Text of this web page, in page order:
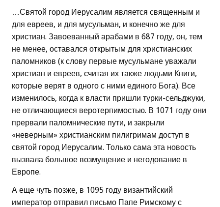
…Святой город Иерусалим является священным и
для евреев, и для мусульман, и конечно же для
христиан. Завоеванный арабами в 687 году, он, тем
не менее, оставался открытым для христианских
паломников (к слову первые мусульмане уважали
христиан и евреев, считая их также людьми Книги,
которые верят в одного с ними единого Бога). Все
изменилось, когда к власти пришли турки-сельджуки,
не отличающиеся веротерпимостью. В 1071 году они
прервали паломнические пути, и закрыли
«неверным» христианским пилигримам доступ в
святой город Иерусалим. Только сама эта новость
вызвала большое возмущение и негодование в
Европе.
А еще чуть позже, в 1095 году византийский
император отправил письмо Папе Римскому с